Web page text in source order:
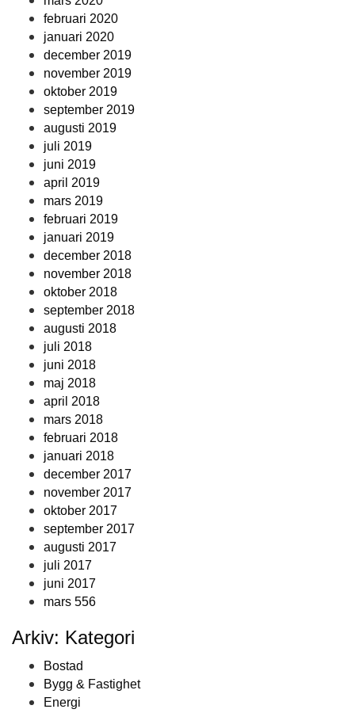
februari 2020
januari 2020
december 2019
november 2019
oktober 2019
september 2019
augusti 2019
juli 2019
juni 2019
april 2019
mars 2019
februari 2019
januari 2019
december 2018
november 2018
oktober 2018
september 2018
augusti 2018
juli 2018
juni 2018
maj 2018
april 2018
mars 2018
februari 2018
januari 2018
december 2017
november 2017
oktober 2017
september 2017
augusti 2017
juli 2017
juni 2017
mars 556
Arkiv: Kategori
Bostad
Bygg & Fastighet
Energi